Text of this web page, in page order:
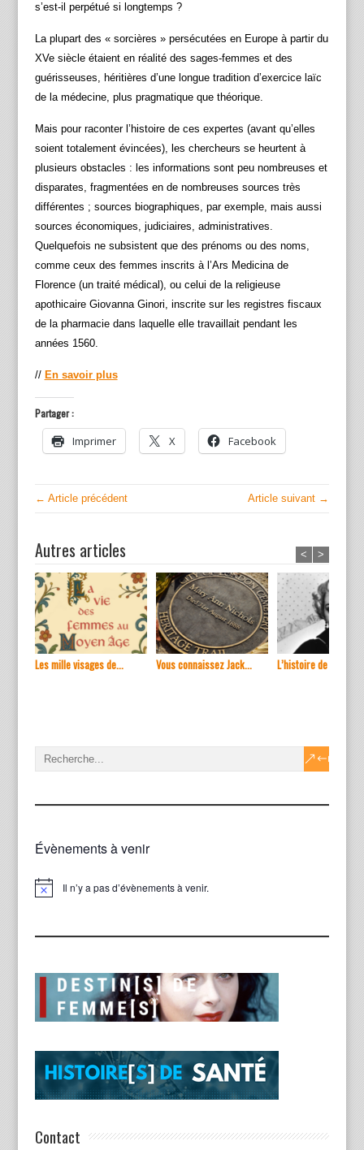
s’est-il perpétué si longtemps ?
La plupart des « sorcières » persécutées en Europe à partir du
XVe siècle étaient en réalité des sages-femmes et des
guérisseuses, héritières d’une longue tradition d’exercice laïc
de la médecine, plus pragmatique que théorique.
Mais pour raconter l’histoire de ces expertes (avant qu’elles
soient totalement évincées), les chercheurs se heurtent à
plusieurs obstacles : les informations sont peu nombreuses et
disparates, fragmentées en de nombreuses sources très
différentes ; sources biographiques, par exemple, mais aussi
sources économiques, judiciaires, administratives.
Quelquefois ne subsistent que des prénoms ou des noms,
comme ceux des femmes inscrits à l’Ars Medicina de
Florence (un traité médical), ou celui de la religieuse
apothicaire Giovanna Ginori, inscrite sur les registres fiscaux
de la pharmacie dans laquelle elle travaillait pendant les
années 1560.
// En savoir plus
Partager :
Imprimer X Facebook
← Article précédent Article suivant →
Autres articles
Les mille visages de... Vous connaissez Jack... L’histoire de ...
< >
Évènements à venir
Notice Il n’y a pas d’évènements à venir.
Contact